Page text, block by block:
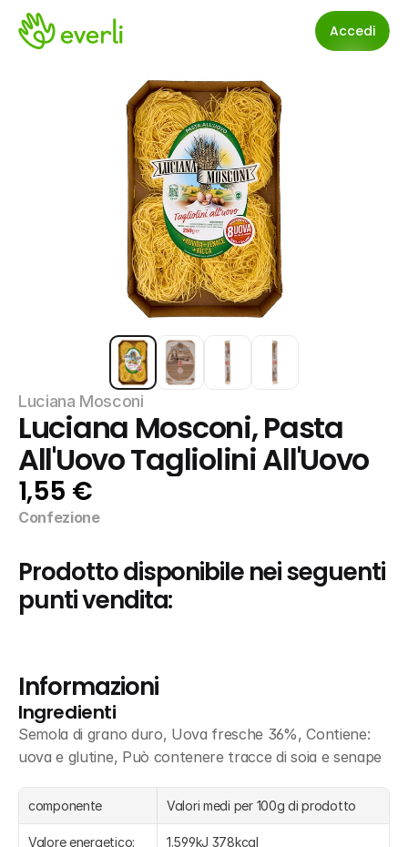
Accedi
Luciana Mosconi
Luciana Mosconi, Pasta
All'Uovo Tagliolini All'Uovo
1,55 €
Confezione
Prodotto disponibile nei seguenti
punti vendita:
Informazioni
Ingredienti
Semola di grano duro, Uova fresche 36%, Contiene:
uova e glutine, Può contenere tracce di soia e senape
componente Valori medi per 100g di prodotto
Valore energetico: 1.599kJ 378kcal